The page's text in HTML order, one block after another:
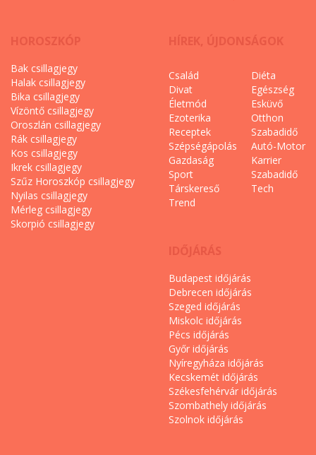
HOROSZKÓP
Bak csillagjegy
Halak csillagjegy
Bika csillagjegy
Vízöntő csillagjegy
Oroszlán csillagjegy
Rák csillagjegy
Kos csillagjegy
Ikrek csillagjegy
Szűz Horoszkóp csillagjegy
Nyilas csillagjegy
Mérleg csillagjegy
Skorpió csillagjegy
HÍREK, ÚJDONSÁGOK
Család
Divat
Életmód
Ezoterika
Receptek
Szépségápolás
Gazdaság
Sport
Társkereső
Trend
Diéta
Egészség
Esküvő
Otthon
Szabadidő
Autó-Motor
Karrier
Szabadidő
Tech
IDŐJÁRÁS
Budapest időjárás
Debrecen időjárás
Szeged időjárás
Miskolc időjárás
Pécs időjárás
Győr időjárás
Nyíregyháza időjárás
Kecskemét időjárás
Székesfehérvár időjárás
Szombathely időjárás
Szolnok időjárás